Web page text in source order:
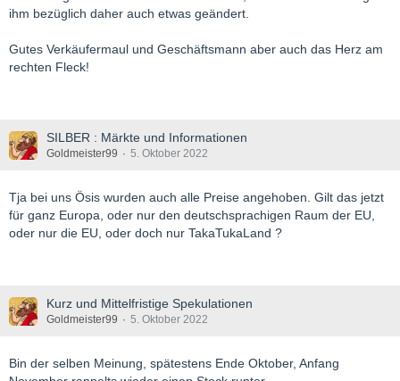
ihm bezüglich daher auch etwas geändert.
Gutes Verkäufermaul und Geschäftsmann aber auch das Herz am
rechten Fleck!
SILBER : Märkte und Informationen
Goldmeister99 5. Oktober 2022
Tja bei uns Ösis wurden auch alle Preise angehoben. Gilt das jetzt
für ganz Europa, oder nur den deutschsprachigen Raum der EU,
oder nur die EU, oder doch nur TakaTukaLand ?
Kurz und Mittelfristige Spekulationen
Goldmeister99 5. Oktober 2022
Bin der selben Meinung, spätestens Ende Oktober, Anfang